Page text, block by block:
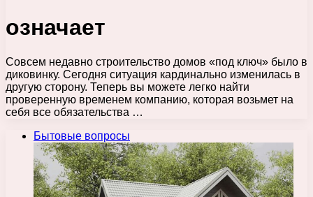
означает
Совсем недавно строительство домов «под ключ» было в
диковинку. Сегодня ситуация кардинально изменилась в
другую сторону. Теперь вы можете легко найти
проверенную временем компанию, которая возьмет на
себя все обязательства …
Бытовые вопросы